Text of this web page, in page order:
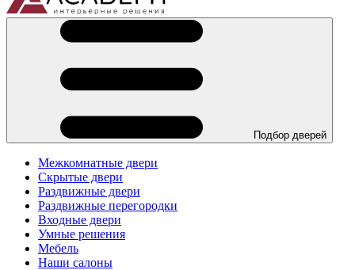
Подбор дверей
Межкомнатные двери
Скрытые двери
Раздвижные двери
Раздвижные перегородки
Входные двери
Умные решения
Мебель
Наши салоны